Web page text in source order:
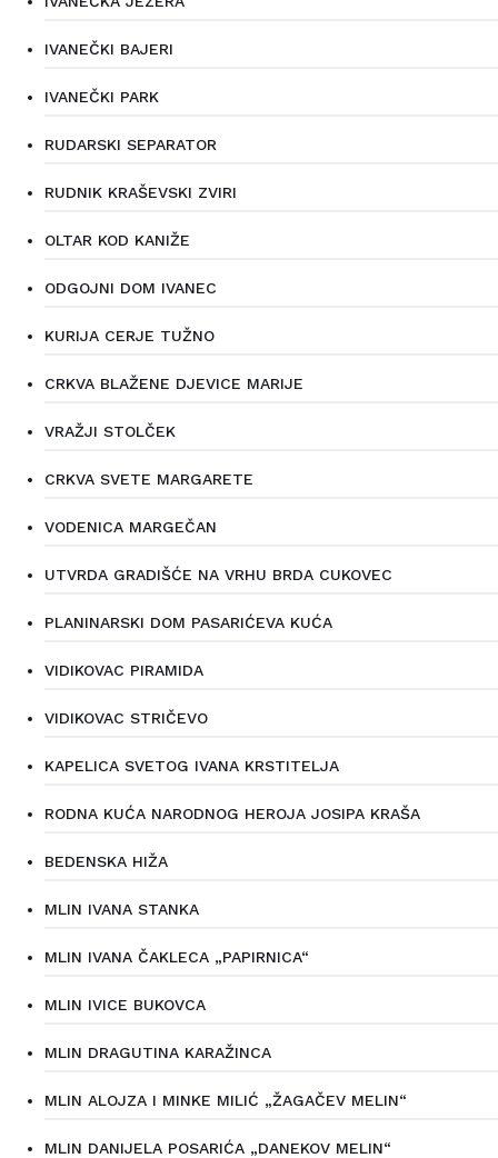
IVANEČKI BAJERI
IVANEČKI PARK
RUDARSKI SEPARATOR
RUDNIK KRAŠEVSKI ZVIRI
OLTAR KOD KANIŽE
ODGOJNI DOM IVANEC
KURIJA CERJE TUŽNO
CRKVA BLAŽENE DJEVICE MARIJE
VRAŽJI STOLČEK
CRKVA SVETE MARGARETE
VODENICA MARGEČAN
UTVRDA GRADIŠĆE NA VRHU BRDA CUKOVEC
PLANINARSKI DOM PASARIĆEVA KUĆA
VIDIKOVAC PIRAMIDA
VIDIKOVAC STRIČEVO
KAPELICA SVETOG IVANA KRSTITELJA
RODNA KUĆA NARODNOG HEROJA JOSIPA KRAŠA
BEDENSKA HIŽA
MLIN IVANA STANKA
MLIN IVANA ČAKLECA „PAPIRNICA“
MLIN IVICE BUKOVCA
MLIN DRAGUTINA KARAŽINCA
MLIN ALOJZA I MINKE MILIĆ „ŽAGAČEV MELIN“
MLIN DANIJELA POSARIĆA „DANEKOV MELIN“